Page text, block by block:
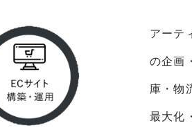
アーテ
の企画
庫・物
最大化